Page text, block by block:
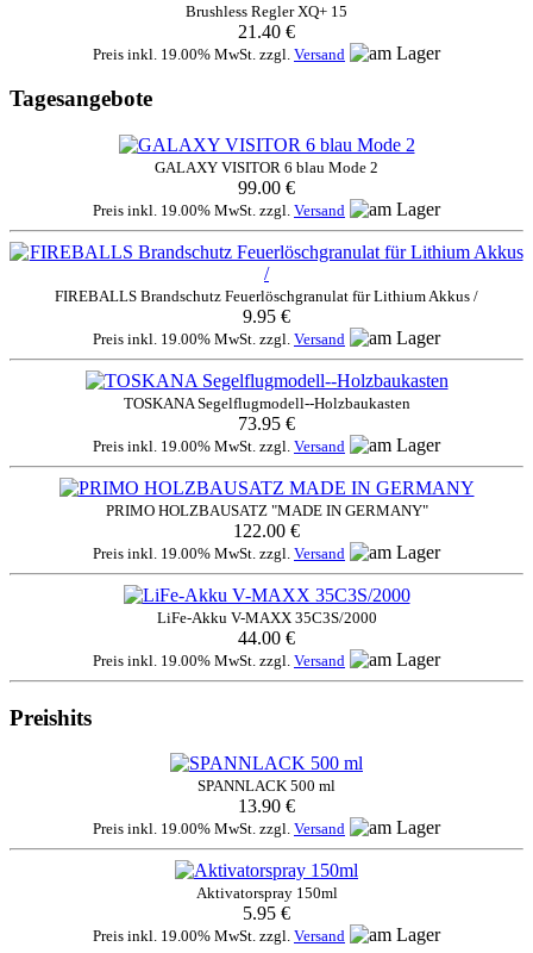
Brushless Regler XQ+ 15
21.40 €
Preis inkl. 19.00% MwSt. zzgl. Versand
Tagesangebote
GALAXY VISITOR 6 blau Mode 2
99.00 €
Preis inkl. 19.00% MwSt. zzgl. Versand
FIREBALLS Brandschutz Feuerlöschgranulat für Lithium Akkus /
9.95 €
Preis inkl. 19.00% MwSt. zzgl. Versand
TOSKANA Segelflugmodell--Holzbaukasten
73.95 €
Preis inkl. 19.00% MwSt. zzgl. Versand
PRIMO HOLZBAUSATZ "MADE IN GERMANY"
122.00 €
Preis inkl. 19.00% MwSt. zzgl. Versand
LiFe-Akku V-MAXX 35C3S/2000
44.00 €
Preis inkl. 19.00% MwSt. zzgl. Versand
Preishits
SPANNLACK 500 ml
13.90 €
Preis inkl. 19.00% MwSt. zzgl. Versand
Aktivatorspray 150ml
5.95 €
Preis inkl. 19.00% MwSt. zzgl. Versand